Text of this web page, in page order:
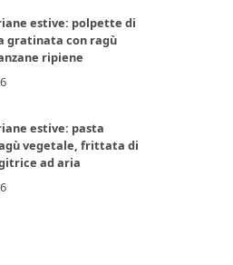
estive: polpette di
gratinata con ragù
ripiene
estive: pasta
vegetale, frittata di
ad aria